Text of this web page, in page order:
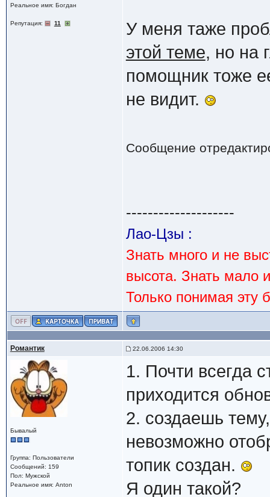
Реальное имя: Богдан
Репутация: 11
У меня таже
этой теме, но на
помощник тоже
не видит.
Сообщение
--------------------
Лао-Цзы :
Знать много и не
высота. Знать мало
Только понимая эту
Романтик 22.06.2006 14:30
Бывалый
Группа: Пользователи
Сообщений: 159
Пол: Мужской
Реальное имя: Anton
1. Почти всегда
приходится
2. создаешь
невозможно
топик создан.
Я один такой?